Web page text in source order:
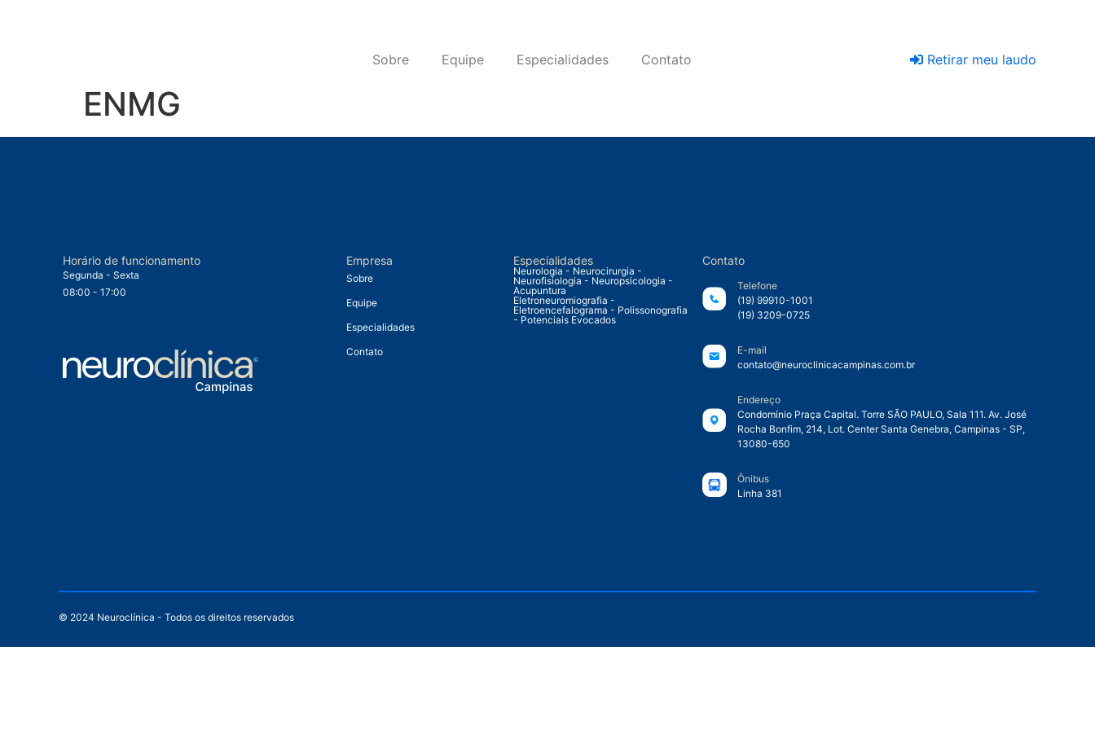
Sobre Equipe Especialidades Contato Retirar meu laudo
ENMG
Horário de funcionamento
Segunda - Sexta
08:00 - 17:00
Empresa
Sobre
Equipe
Especialidades
Contato
Especialidades
Neurologia - Neurocirurgia -
Neurofisiologia - Neuropsicologia -
Acupuntura
Eletroneuromiografia -
Eletroencefalograma - Polissonografia
- Potenciais Evocados
Contato
Telefone
(19) 99910-1001
(19) 3209-0725
E-mail
contato@neuroclinicacampinas.com.br
Endereço
Condomínio Praça Capital. Torre SÃO PAULO, Sala 111. Av. José
Rocha Bonfim, 214, Lot. Center Santa Genebra, Campinas - SP,
13080-650
Ônibus
Linha 381
© 2024 Neuroclínica - Todos os direitos reservados